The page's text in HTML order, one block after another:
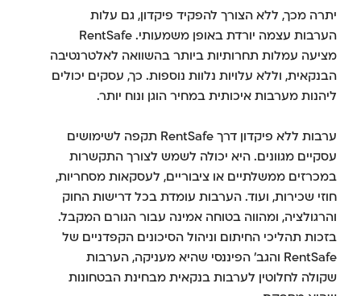
יתרה מכך, ללא הצורך להפקיד פיקדון, גם עלות
הערבות עצמה יורדת באופן משמעותי. RentSafe
מציעה עמלות תחרותיות ביותר בהשוואה לאלטרנטיבה
הבנקאית, וללא עלויות נלוות נוספות. כך, עסקים יכולים
ליהנות מערבות איכותית במחיר הוגן ונוח יותר.
ערבות ללא פיקדון דרך RentSafe תקפה לשימושים
עסקיים מגוונים. היא יכולה לשמש לצורך התקשרות
במכרזים ממשלתיים או ציבוריים, לעסקאות מסחריות,
חוזי שכירות, ועוד. הערבות עומדת בכל דרישות החוק
והרגולציה, ומהווה בטוחה אמינה עבור הגורם המקבל.
בזכות תהליכי החיתום וניהול הסיכונים הקפדניים של
RentSafe והגב' הפיננסי שהיא מעניקה, הערבות
שקולה לחלוטין לערבות בנקאית מבחינת הבטחונות